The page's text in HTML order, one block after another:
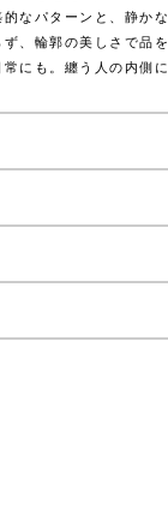
なパターンと、静か
、輪郭の美しさで品
にも。纏う人の内側